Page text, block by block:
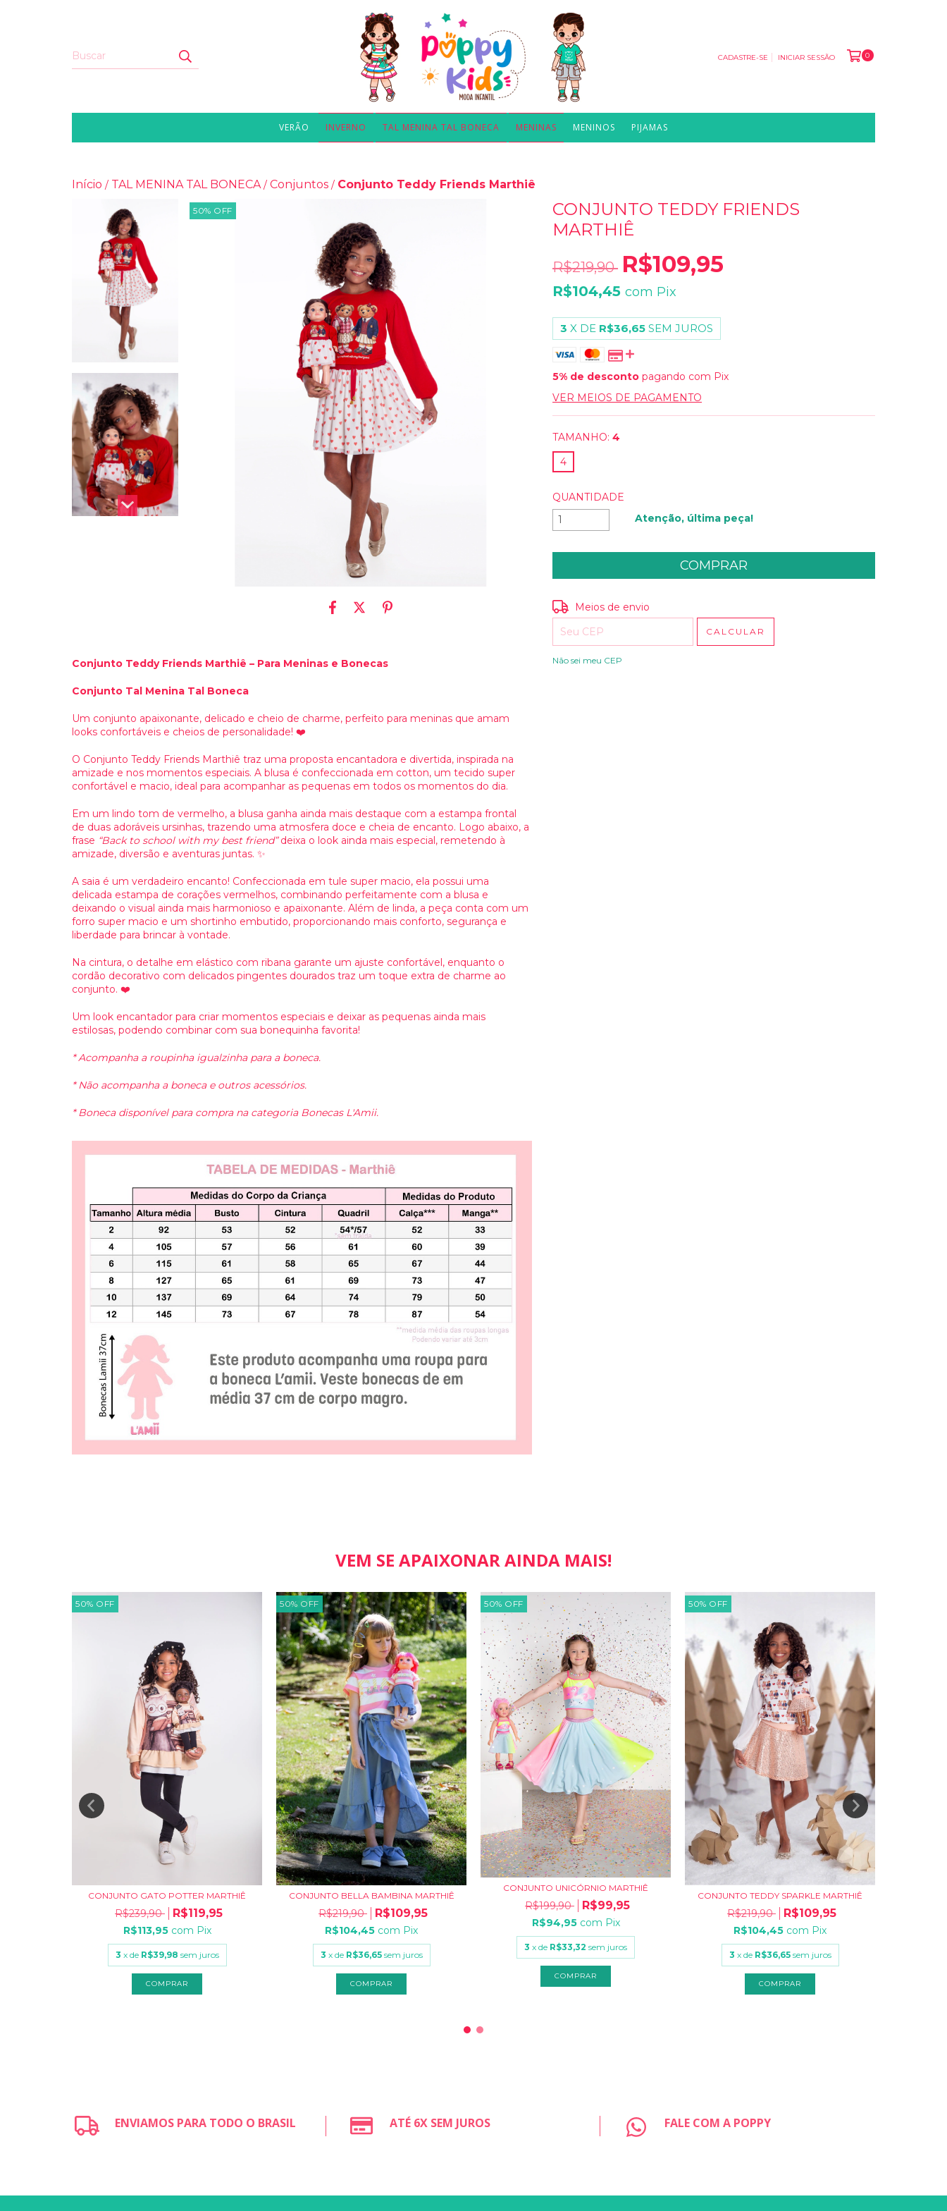
CADASTRE-SE INICIAR SESSÃO 0
VERÃO INVERNO TAL MENINA TAL BONECA MENINAS MENINOS PIJAMAS
Início / TAL MENINA TAL BONECA / Conjuntos / Conjunto Teddy Friends Marthiê
50% OFF
Conjunto Teddy Friends Marthiê – Para Meninas e Bonecas
Conjunto Tal Menina Tal Boneca
Um conjunto apaixonante, delicado e cheio de charme, perfeito para meninas que amam
looks confortáveis e cheios de personalidade! ❤️
O Conjunto Teddy Friends Marthiê traz uma proposta encantadora e divertida, inspirada na
amizade e nos momentos especiais. A blusa é confeccionada em cotton, um tecido super
confortável e macio, ideal para acompanhar as pequenas em todos os momentos do dia.
Em um lindo tom de vermelho, a blusa ganha ainda mais destaque com a estampa frontal
de duas adoráveis ursinhas, trazendo uma atmosfera doce e cheia de encanto. Logo abaixo, a
frase “Back to school with my best friend”deixa o look ainda mais especial, remetendo à
amizade, diversão e aventuras juntas. ✨
A saia é um verdadeiro encanto! Confeccionada em tule super macio, ela possui uma
delicada estampa de corações vermelhos, combinando perfeitamente com a blusa e
deixando o visual ainda mais harmonioso e apaixonante. Além de linda, a peça conta com um
forro super macio e um shortinho embutido, proporcionando mais conforto, segurança e
liberdade para brincar à vontade.
Na cintura, o detalhe em elástico com ribana garante um ajuste confortável, enquanto o
cordão decorativo com delicados pingentes dourados traz um toque extra de charme ao
conjunto. ❤️
Um look encantador para criar momentos especiais e deixar as pequenas ainda mais
estilosas, podendo combinar com sua bonequinha favorita!
* Acompanha a roupinha igualzinha para a boneca.
* Não acompanha a boneca e outros acessórios.
* Boneca disponível para compra na categoria Bonecas L'Amii.
CONJUNTO TEDDY FRIENDS
MARTHIÊ
R$219,90 R$109,95
R$104,45com Pix
3 X DE R$36,65 SEM JUROS
5% de desconto pagando com Pix
VER MEIOS DE PAGAMENTO
TAMANHO: 4
4
QUANTIDADE
Atenção, última peça!
Entregas para o CEP:
Meios de envio
CALCULAR
Não sei meu CEP
VEM SE APAIXONAR AINDA MAIS!
50% OFF
CONJUNTO GATO POTTER MARTHIÊ
R$239,90 R$119,95
R$113,95 com Pix
3 x de R$39,98 sem juros
COMPRAR
50% OFF
CONJUNTO BELLA BAMBINA MARTHIÊ
R$219,90 R$109,95
R$104,45 com Pix
3 x de R$36,65 sem juros
COMPRAR
50% OFF
CONJUNTO UNICÓRNIO MARTHIÊ
R$199,90 R$99,95
R$94,95 com Pix
3 x de R$33,32 sem juros
COMPRAR
50% OFF
CONJUNTO TEDDY SPARKLE MARTHIÊ
R$219,90 R$109,95
R$104,45 com Pix
3 x de R$36,65 sem juros
COMPRAR
ENVIAMOS PARA TODO O BRASIL ATÉ 6X SEM JUROS FALE COM A POPPY